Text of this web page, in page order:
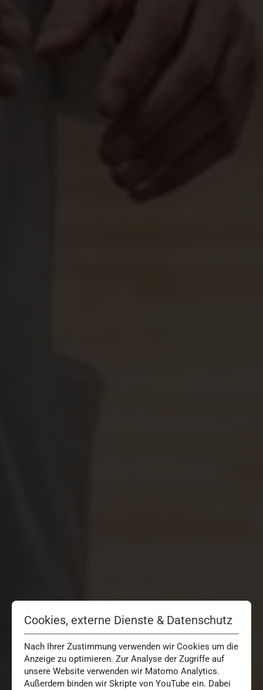
Cookies, externe Dienste & Datenschutz
Nach Ihrer Zustimmung verwenden wir Cookies um die
Anzeige zu optimieren. Zur Analyse der Zugriffe auf
unsere Website verwenden wir Matomo Analytics.
Außerdem binden wir Skripte von YouTube ein. Dabei